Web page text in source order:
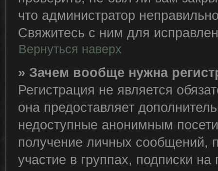
что администратор
Свяжитесь с ним для
Вернуться наверх
» Зачем вообще нужна
Регистрация не является
она предоставляет
недоступные анонимным
получение личных сообщений,
участие в группах, подписки